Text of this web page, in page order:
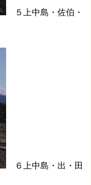
５上中島・佐伯・
６上中島・出・田